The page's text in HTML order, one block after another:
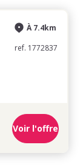
À 7.4km
ref. 1772837
Voir l'offre